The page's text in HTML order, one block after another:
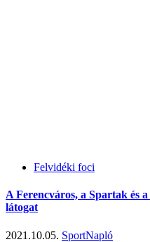
Felvidéki foci
A Ferencváros, a Spartak és
látogat
2021.10.05. SportNapló